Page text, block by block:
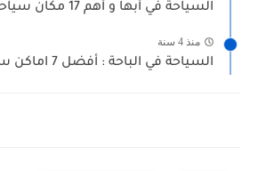
السياحة في أبها و أهم 17 مكان سياحي في ابها...
منذ 4 سنة
السياحة في الباحة : أفضل 7 اماكن سياحية في الباحة